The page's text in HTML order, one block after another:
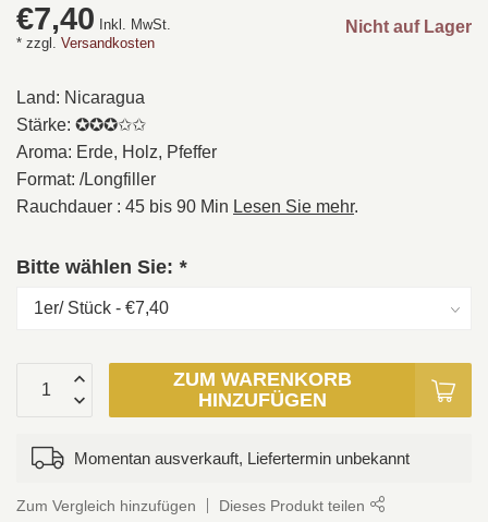
€7,40
Inkl. MwSt.
* zzgl. Versandkosten
Nicht auf Lager
Land: Nicaragua
Stärke: ✪✪✪✩✩
Aroma: Erde, Holz, Pfeffer
Format: /Longfiller
Rauchdauer : 45 bis 90 Min Lesen Sie mehr.
Bitte wählen Sie: *
ZUM WARENKORB
HINZUFÜGEN
Momentan ausverkauft, Liefertermin unbekannt
Zum Vergleich hinzufügen Dieses Produkt teilen